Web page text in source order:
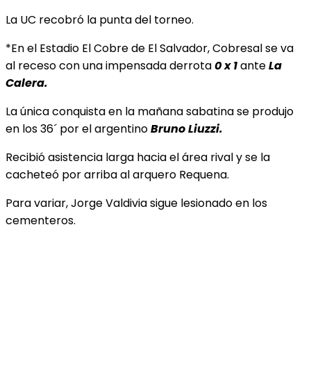
La UC recobró la punta del torneo.
*En el Estadio El Cobre de El Salvador, Cobresal se va
al receso con una impensada derrota0 x 1anteLa
Calera.
La única conquista en la mañana sabatina se produjo
en los 36´ por el argentinoBruno Liuzzi.
Recibió asistencia larga hacia el área rival y se la
cacheteó por arriba al arquero Requena.
Para variar, Jorge Valdivia sigue lesionado en los
cementeros.